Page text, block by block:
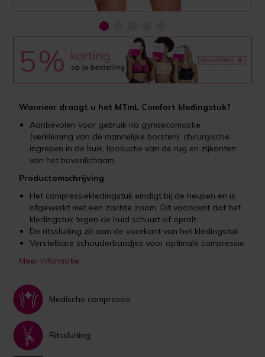
Wanneer draagt u het MTmL Comfort kledingstuk?
Aanbevolen voor gebruik na gynaecomastie
(verkleining van de mannelijke borsten), chirurgische
ingrepen in de buik, liposuctie van de rug en zijkanten
van het bovenlichaam
Productomschrijving
Het compressiekledingstuk eindigt bij de heupen en is
afgewerkt met een zachte zoom. Dit voorkomt dat het
kledingstuk tegen de huid schuurt of oprolt
De ritssluiting zit aan de voorkant van het kledingstuk
Verstelbare schouderbandjes voor optimale compressie
Meer informatie
Medische compressie
Ritssluiting